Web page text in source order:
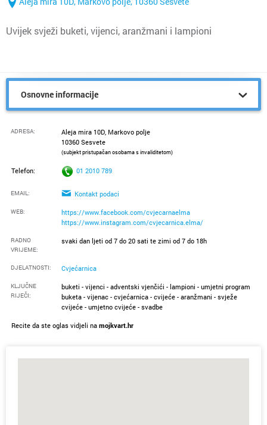
Uvijek svježi buketi, vijenci, aranžmani i lampioni
Osnovne informacije
ADRESA:
Aleja mira 10D, Markovo polje
10360 Sesvete
(subjekt pristupačan osobama s invaliditetom)
Telefon: 01 2010 789
EMAIL: Kontakt podaci
WEB:
https://www.facebook.com/cvjecarnaelma
https://www.instagram.com/cvjecarnica.elma/
RADNO
VRIJEME:
svaki dan ljeti od 7 do 20 sati te zimi od 7 do 18h
DJELATNOSTI: Cvjećarnica
KLJUČNE
RIJEČI:
buketi - vijenci - adventski vjenčići - lampioni - umjetni program
buketa - vijenac - cvjećarnica - cvijeće - aranžmani - svježe
cvijeće - umjetno cvijeće - svadbe
Recite da ste oglas vidjeli na mojkvart.hr